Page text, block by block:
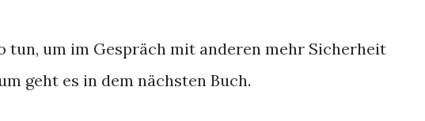
tun, um im Gespräch mit anderen mehr Sicherheit
geht es in dem nächsten Buch.